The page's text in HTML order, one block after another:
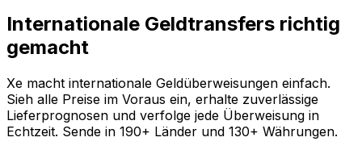
Internationale Geldtransfers richtig
gemacht
Xe macht internationale Geldüberweisungen einfach.
Sieh alle Preise im Voraus ein, erhalte zuverlässige
Lieferprognosen und verfolge jede Überweisung in
Echtzeit. Sende in 190+ Länder und 130+ Währungen.